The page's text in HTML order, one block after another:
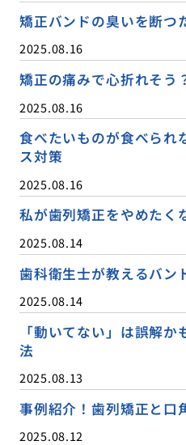
矯正バンドの臭いを断つ
2025.08.16
矯正の痛みで心折れそう
2025.08.16
食べたいものが食べられ
ス対策
2025.08.16
私が歯列矯正をやめたく
2025.08.14
歯科衛生士が教えるバン
2025.08.14
「動いてない」は誤解
法
2025.08.13
事例紹介！歯列矯正と口
2025.08.12